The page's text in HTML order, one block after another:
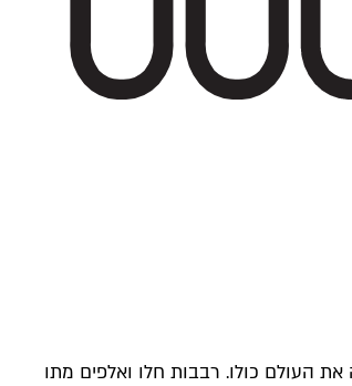
את העולם כולו. רבבות חלו ואלפים מתו